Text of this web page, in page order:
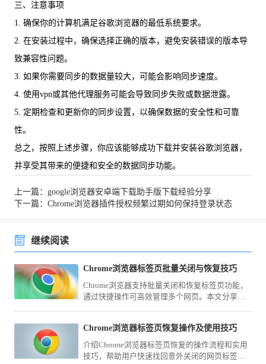
三、注意事项
1. 确保你的计算机满足谷歌浏览器的最低系统要求。
2. 在安装过程中，确保选择正确的版本，避免安装错误的版本导
致兼容性问题。
3. 如果你需要同步的数据量较大，可能会影响同步速度。
4. 使用vpn或其他代理服务可能会导致同步失败或数据泄露。
5. 定期检查和更新你的同步设置，以确保数据的安全性和可靠
性。
总之，按照上述步骤，你应该能够成功下载并安装谷歌浏览器，
并享受其带来的便捷和安全的数据同步功能。
上一篇：google浏览器安卓端下载助手版下载经验分享
下一篇：Chrome浏览器插件授权频繁过期如何保持登录状态
继续阅读
Chrome浏览器标签页批量关闭与恢复技巧
Chrome浏览器支持批量关闭和恢复标签页功能，
通过快捷操作可高效管理多个网页。本文分享实
Chrome浏览器标签页恢复操作及使用技巧
介绍Chrome浏览器标签页恢复的操作流程和实用
技巧，帮助用户快速找回意外关闭的网页标签，